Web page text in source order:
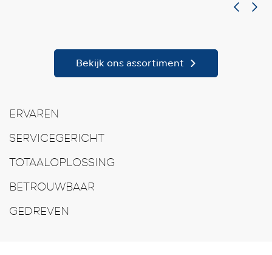
Bekijk ons assortiment
ERVAREN
SERVICEGERICHT
TOTAALOPLOSSING
BETROUWBAAR
GEDREVEN